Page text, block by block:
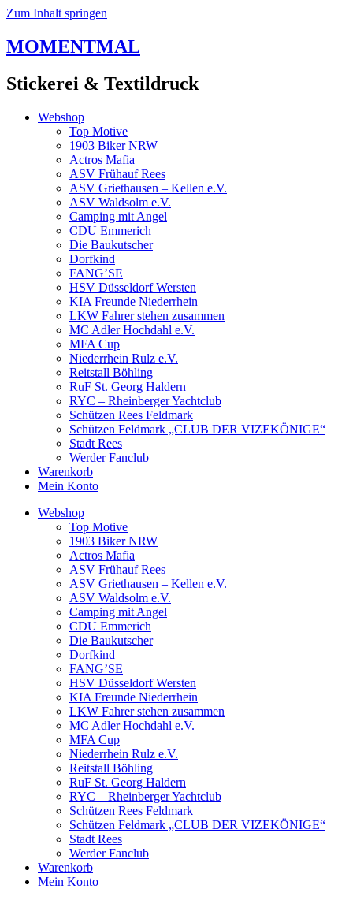
Zum Inhalt springen
MOMENTMAL
Stickerei & Textildruck
Webshop
Top Motive
1903 Biker NRW
Actros Mafia
ASV Frühauf Rees
ASV Griethausen – Kellen e.V.
ASV Waldsolm e.V.
Camping mit Angel
CDU Emmerich
Die Baukutscher
Dorfkind
FANG’SE
HSV Düsseldorf Wersten
KIA Freunde Niederrhein
LKW Fahrer stehen zusammen
MC Adler Hochdahl e.V.
MFA Cup
Niederrhein Rulz e.V.
Reitstall Böhling
RuF St. Georg Haldern
RYC – Rheinberger Yachtclub
Schützen Rees Feldmark
Schützen Feldmark „CLUB DER VIZEKÖNIGE“
Stadt Rees
Werder Fanclub
Warenkorb
Mein Konto
Webshop
Top Motive
1903 Biker NRW
Actros Mafia
ASV Frühauf Rees
ASV Griethausen – Kellen e.V.
ASV Waldsolm e.V.
Camping mit Angel
CDU Emmerich
Die Baukutscher
Dorfkind
FANG’SE
HSV Düsseldorf Wersten
KIA Freunde Niederrhein
LKW Fahrer stehen zusammen
MC Adler Hochdahl e.V.
MFA Cup
Niederrhein Rulz e.V.
Reitstall Böhling
RuF St. Georg Haldern
RYC – Rheinberger Yachtclub
Schützen Rees Feldmark
Schützen Feldmark „CLUB DER VIZEKÖNIGE“
Stadt Rees
Werder Fanclub
Warenkorb
Mein Konto